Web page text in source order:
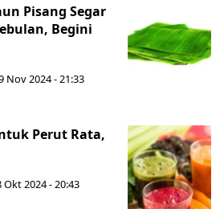
Pisang Segar
Begini
Nov 2024 - 21:33
Perut Rata,
Okt 2024 - 20:43